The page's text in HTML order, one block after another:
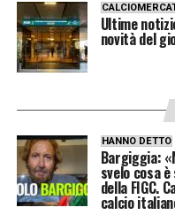
Ultime
novità del
HANNO DETTO
Bargiggia:
svelo cosa
della FIGC.
calcio